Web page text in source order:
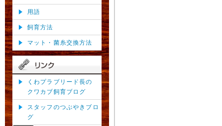
用語
飼育方法
マット・菌糸交換方法
くわプラブリード長の
クワカブ飼育ブログ
スタッフのつぶやきブロ
グ